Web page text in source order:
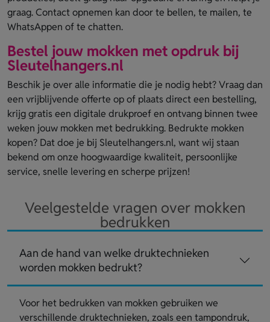
graag. Contact opnemen kan door te bellen, te mailen, te
WhatsAppen of te chatten.
Bestel jouw mokken met opdruk bij
Sleutelhangers.nl
Beschik je over alle informatie die je nodig hebt? Vraag dan
een vrijblijvende offerte op of plaats direct een bestelling,
krijg gratis een digitale drukproef en ontvang binnen twee
weken jouw mokken met bedrukking. Bedrukte mokken
kopen? Dat doe je bij Sleutelhangers.nl, want wij staan
bekend om onze hoogwaardige kwaliteit, persoonlijke
service, snelle levering en scherpe prijzen!
Veelgestelde vragen over mokken
bedrukken
Aan de hand van welke druktechnieken
worden mokken bedrukt?
Voor het bedrukken van mokken gebruiken we
verschillende druktechnieken, zoals een tampondruk,